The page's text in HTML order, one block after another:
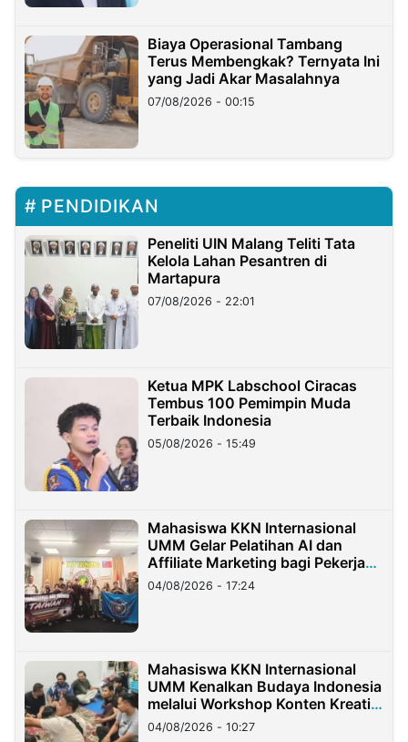
Biaya Operasional Tambang
Terus Membengkak? Ternyata Ini
yang Jadi Akar Masalahnya
07/08/2026 - 00:15
PENDIDIKAN
Peneliti UIN Malang Teliti Tata
Kelola Lahan Pesantren di
Martapura
07/08/2026 - 22:01
Ketua MPK Labschool Ciracas
Tembus 100 Pemimpin Muda
Terbaik Indonesia
05/08/2026 - 15:49
Mahasiswa KKN Internasional
UMM Gelar Pelatihan AI dan
Affiliate Marketing bagi Pekerja
Migran Indonesia di Taiwan
04/08/2026 - 17:24
Mahasiswa KKN Internasional
UMM Kenalkan Budaya Indonesia
melalui Workshop Konten Kreatif
di Taiwan
04/08/2026 - 10:27